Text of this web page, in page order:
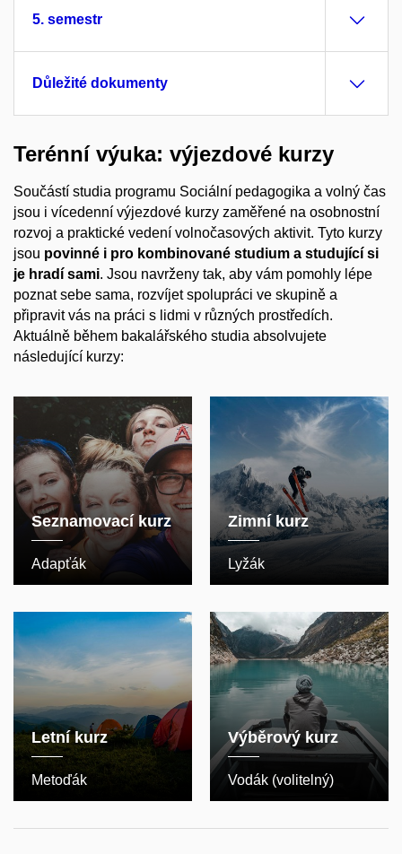
5. semestr
Důležité dokumenty
Terénní výuka: výjezdové kurzy
Součástí studia programu Sociální pedagogika a volný čas
jsou i vícedenní výjezdové kurzy zaměřené na osobnostní
rozvoj a praktické vedení volnočasových aktivit. Tyto kurzy
jsou povinné i pro kombinované studium a studující si
je hradí sami. Jsou navrženy tak, aby vám pomohly lépe
poznat sebe sama, rozvíjet spolupráci ve skupině a
připravit vás na práci s lidmi v různých prostředích.
Aktuálně během bakalářského studia absolvujete
následující kurzy:
Seznamovací kurz
Adapťák
Zimní kurz
Lyžák
Letní kurz
Metoďák
Výběrový kurz
Vodák (volitelný)